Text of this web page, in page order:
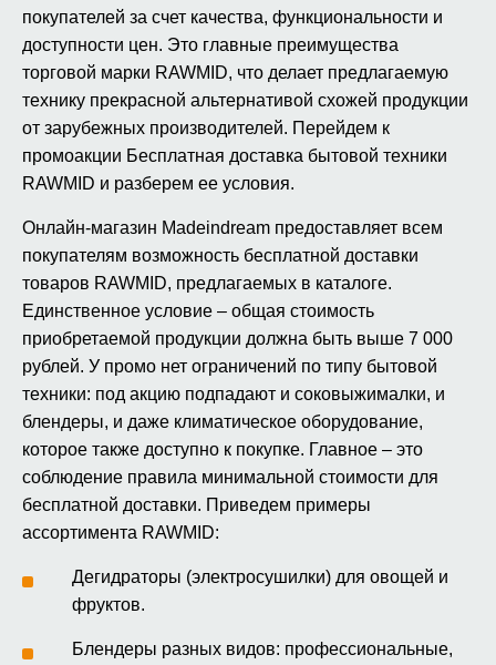
покупателей за счет качества, функциональности и
доступности цен. Это главные преимущества
торговой марки RAWMID, что делает предлагаемую
технику прекрасной альтернативой схожей продукции
от зарубежных производителей. Перейдем к
промоакции Бесплатная доставка бытовой техники
RAWMID и разберем ее условия.
Онлайн-магазин Madeindream предоставляет всем
покупателям возможность бесплатной доставки
товаров RAWMID, предлагаемых в каталоге.
Единственное условие – общая стоимость
приобретаемой продукции должна быть выше 7 000
рублей. У промо нет ограничений по типу бытовой
техники: под акцию подпадают и соковыжималки, и
блендеры, и даже климатическое оборудование,
которое также доступно к покупке. Главное – это
соблюдение правила минимальной стоимости для
бесплатной доставки. Приведем примеры
ассортимента RAWMID:
Дегидраторы (электросушилки) для овощей и
фруктов.
Блендеры разных видов: профессиональные,